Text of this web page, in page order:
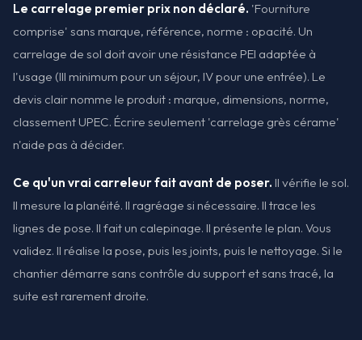
Le carrelage premier prix non déclaré. 'Fourniture
comprise' sans marque, référence, norme : opacité. Un
carrelage de sol doit avoir une résistance PEI adaptée à
l'usage (III minimum pour un séjour, IV pour une entrée). Le
devis clair nomme le produit : marque, dimensions, norme,
classement UPEC. Écrire seulement 'carrelage grès cérame'
n'aide pas à décider.
Ce qu'un vrai carreleur fait avant de poser. Il vérifie le sol.
Il mesure la planéité. Il ragréage si nécessaire. Il trace les
lignes de pose. Il fait un calepinage. Il présente le plan. Vous
validez. Il réalise la pose, puis les joints, puis le nettoyage. Si le
chantier démarre sans contrôle du support et sans tracé, la
suite est rarement droite.